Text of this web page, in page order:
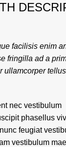
facilisis enim
fringilla ad a
ullamcorper tellus
nec vestibulum
phasellus
feugiat
vestibulum